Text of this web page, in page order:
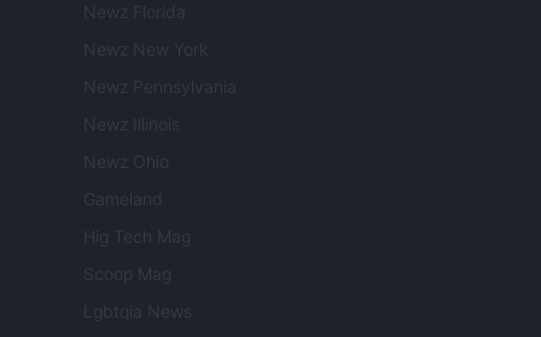
Newz Florida
Newz New York
Newz Pennsylvania
Newz Illinois
Newz Ohio
Gameland
Hig Tech Mag
Scoop Mag
Lgbtqia News